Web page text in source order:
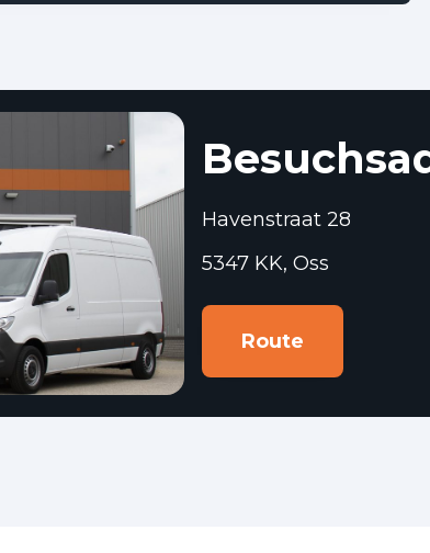
Havenstraat 28
5347 KK, Oss
Route